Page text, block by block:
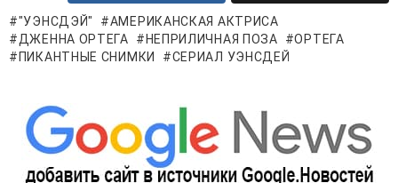
"УЭНСДЭЙ"
АМЕРИКАНСКАЯ АКТРИСА
ДЖЕННА ОРТЕГА
НЕПРИЛИЧНАЯ ПОЗА
ОРТЕГА
ПИКАНТНЫЕ СНИМКИ
СЕРИАЛ УЭНСДЕЙ